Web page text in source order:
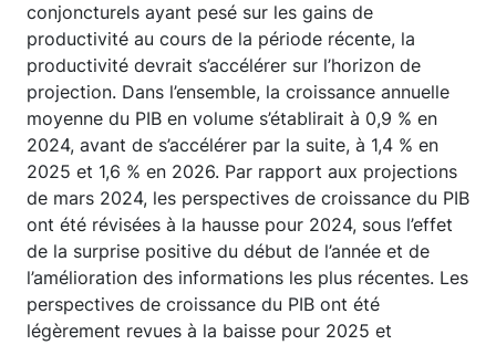
conjoncturels ayant pesé sur les gains de
productivité au cours de la période récente, la
productivité devrait s’accélérer sur l’horizon de
projection. Dans l’ensemble, la croissance annuelle
moyenne du PIB en volume s’établirait à 0,9 % en
2024, avant de s’accélérer par la suite, à 1,4 % en
2025 et 1,6 % en 2026. Par rapport aux projections
de mars 2024, les perspectives de croissance du PIB
ont été révisées à la hausse pour 2024, sous l’effet
de la surprise positive du début de l’année et de
l’amélioration des informations les plus récentes. Les
perspectives de croissance du PIB ont été
légèrement revues à la baisse pour 2025 et